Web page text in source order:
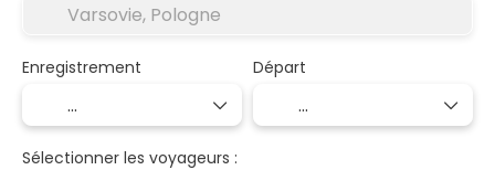
Enregistrement Départ
Sélectionner les voyageurs :